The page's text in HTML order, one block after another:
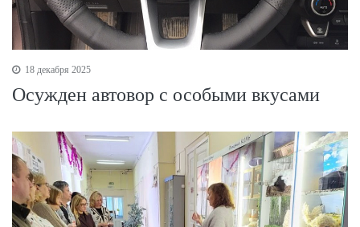
18 декабря 2025
Осужден автовор с особыми вкусами